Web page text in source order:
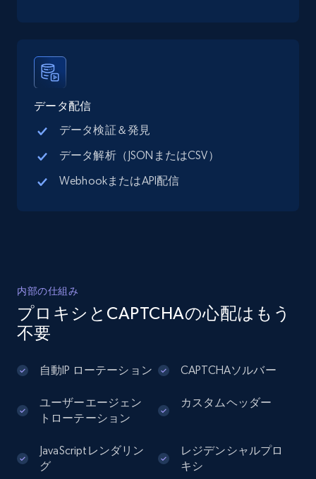
Address, Description, Business details, and
more.
Google Maps full information - Discover
13.3K+
Instagram - Posts
comments, Date posted, Likes, Photos, and
more.
13.2K+ 1.6K+ 無料トライアル
データ配信
データ検証＆発見
データ解析（JSONまたはCSV）
WebhookまたはAPI配信
内部の仕組み
プロキシとCAPTCHAの心配はもう
不要
自動IP ローテーション CAPTCHAソルバー
ユーザーエージェン
トローテーション
カスタムヘッダー
JavaScriptレンダリン
グ
レジデンシャルプロ
キシ